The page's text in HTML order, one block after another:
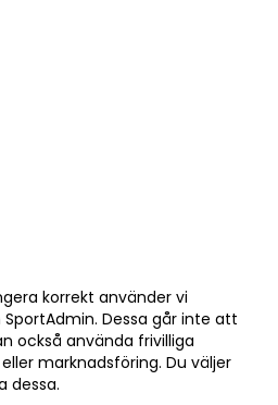
korrekt använder vi
Dessa går inte att
också använda frivilliga
marknadsföring. Du väljer
dessa.